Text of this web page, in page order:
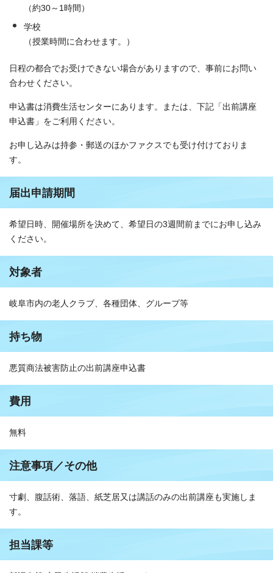
（約30～1時間）
学校
（授業時間に合わせます。）
日程の都合でお受けできない場合がありますので、事前にお問い
合わせください。
申込書は消費生活センターにあります。または、下記「出前講座
申込書」をご利用ください。
お申し込みは持参・郵送のほかファクスでも受け付けておりま
す。
届出申請期間
希望日時、開催場所を決めて、希望日の3週間前までにお申し込み
ください。
対象者
岐阜市内の老人クラブ、各種団体、グループ等
持ち物
悪質商法被害防止の出前講座申込書
費用
無料
注意事項／その他
寸劇、腹話術、落語、紙芝居又は講話のみの出前講座も実施しま
す。
担当課等